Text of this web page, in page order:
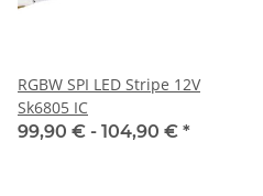
RGBW SPI LED Stripe 12V
Sk6805 IC
99,90 € - 104,90 € *